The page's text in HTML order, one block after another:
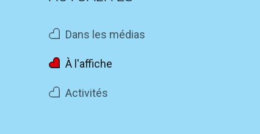
Dans les médias
À l'affiche
Activités